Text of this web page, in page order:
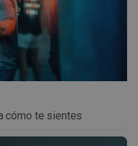
cómo te sientes